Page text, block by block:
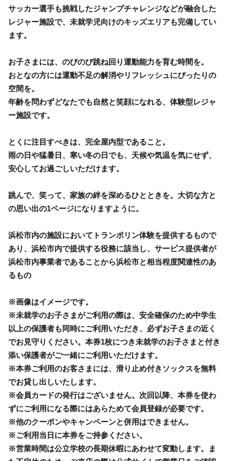
サッカー選手も挑戦したジャンプチャレンジなどが融合した
レジャー施設で、未就学児向けのキッズエリアも完備してい
ます。
お子さまには、のびのび跳ね回り運動能力を育む時間を。
おとなの方には運動不足の解消やリフレッシュにぴったりの
空間を。
年齢を問わずどなたでも自然と笑顔になれる、体験型レジャ
ー施設です。
とくに注目すべきは、完全屋内型であること。
雨の日や猛暑日、寒い冬の日でも、天候や気温を気にせず、
安心してお過ごしいただけます。
跳んで、笑って、家族の絆を深めるひとときを。大切な方と
の思い出の1ページになりますように。
浜松市内の施設においてトランポリン体験を提供するもので
あり、浜松市内で提供する役務に該当し、サービス提供者が
浜松市内事業者であることから浜松市と相当程度関連性のあ
るもの
※画像はイメージです。
※未就学のお子さまがご利用の際は、安全確保のため中学生
以上の保護者も同時にご利用いただき、必ずお子さまの近く
でお見守りください。本券1枚につき未就学のお子さまと付き
添い保護者がご一緒にご利用いただけます。
※本券ご利用のお客さまには、滑り止め付きソックスを無料
でお貸し出しいたします。
※会員カードの発行はございません。次回以降、本券を使わ
ずにご利用になる際にはあらためて会員登録が必要です。
※他のクーポンやキャンペーンと併用はできません。
※ご利用当日に本券をご持参ください。
※営業時間は公立学校の長期休暇にあわせて変動します。ま